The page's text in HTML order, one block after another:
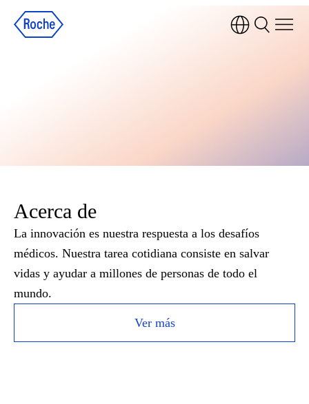
Acerca de
La innovación es nuestra respuesta a los desafíos
médicos. Nuestra tarea cotidiana consiste en salvar
vidas y ayudar a millones de personas de todo el
mundo.
Ver más